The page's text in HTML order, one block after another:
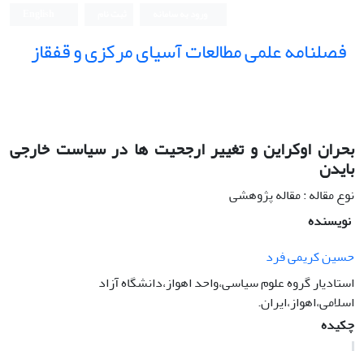
فصلنامه علمی مطالعات آسیای مرکزی و قفقاز
بحران اوکراین و تغییر ارجحیت ها در سیاست خارجی
بایدن
نوع مقاله : مقاله پژوهشی
نویسنده
حسین کریمی فرد
استادیار گروه علوم سیاسی،واحد اهواز،دانشگاه آزاد
اسلامی،اهواز،ایران.
چکیده